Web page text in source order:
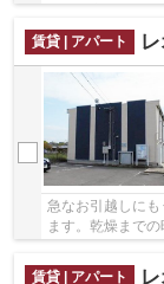
す。浴室乾燥機
賃貸 | アパート
急なお引越しに
ます。乾燥まで
くて洗濯物を溜
賃貸 | アパート